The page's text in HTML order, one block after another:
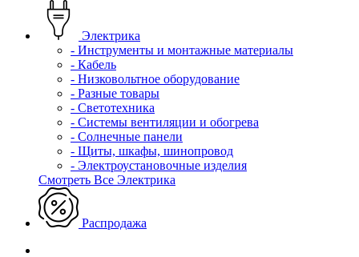
Электрика
- Инструменты и монтажные материалы
- Кабель
- Низковольтное оборудование
- Разные товары
- Светотехника
- Системы вентиляции и обогрева
- Солнечные панели
- Щиты, шкафы, шинопровод
- Электроустановочные изделия
Смотреть Все Электрика
Распродажа